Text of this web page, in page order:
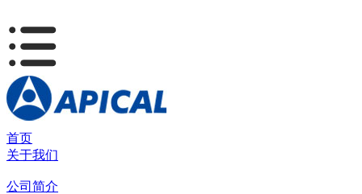
首页
关于我们
公司简介